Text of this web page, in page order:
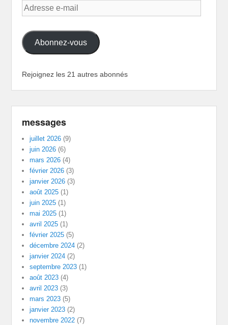
Adresse
e-
Abonnez-vous
Rejoignez les 21 autres abonnés
messages
juillet 2026 (9)
juin 2026 (6)
mars 2026 (4)
février 2026 (3)
janvier 2026 (3)
août 2025 (1)
juin 2025 (1)
mai 2025 (1)
avril 2025 (1)
février 2025 (5)
décembre 2024 (2)
janvier 2024 (2)
septembre 2023 (1)
août 2023 (4)
avril 2023 (3)
mars 2023 (5)
janvier 2023 (2)
novembre 2022 (7)